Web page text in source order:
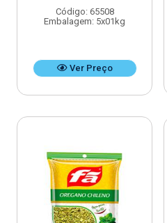
Código: 65508
Embalagem: 5x01kg
Ver Preço